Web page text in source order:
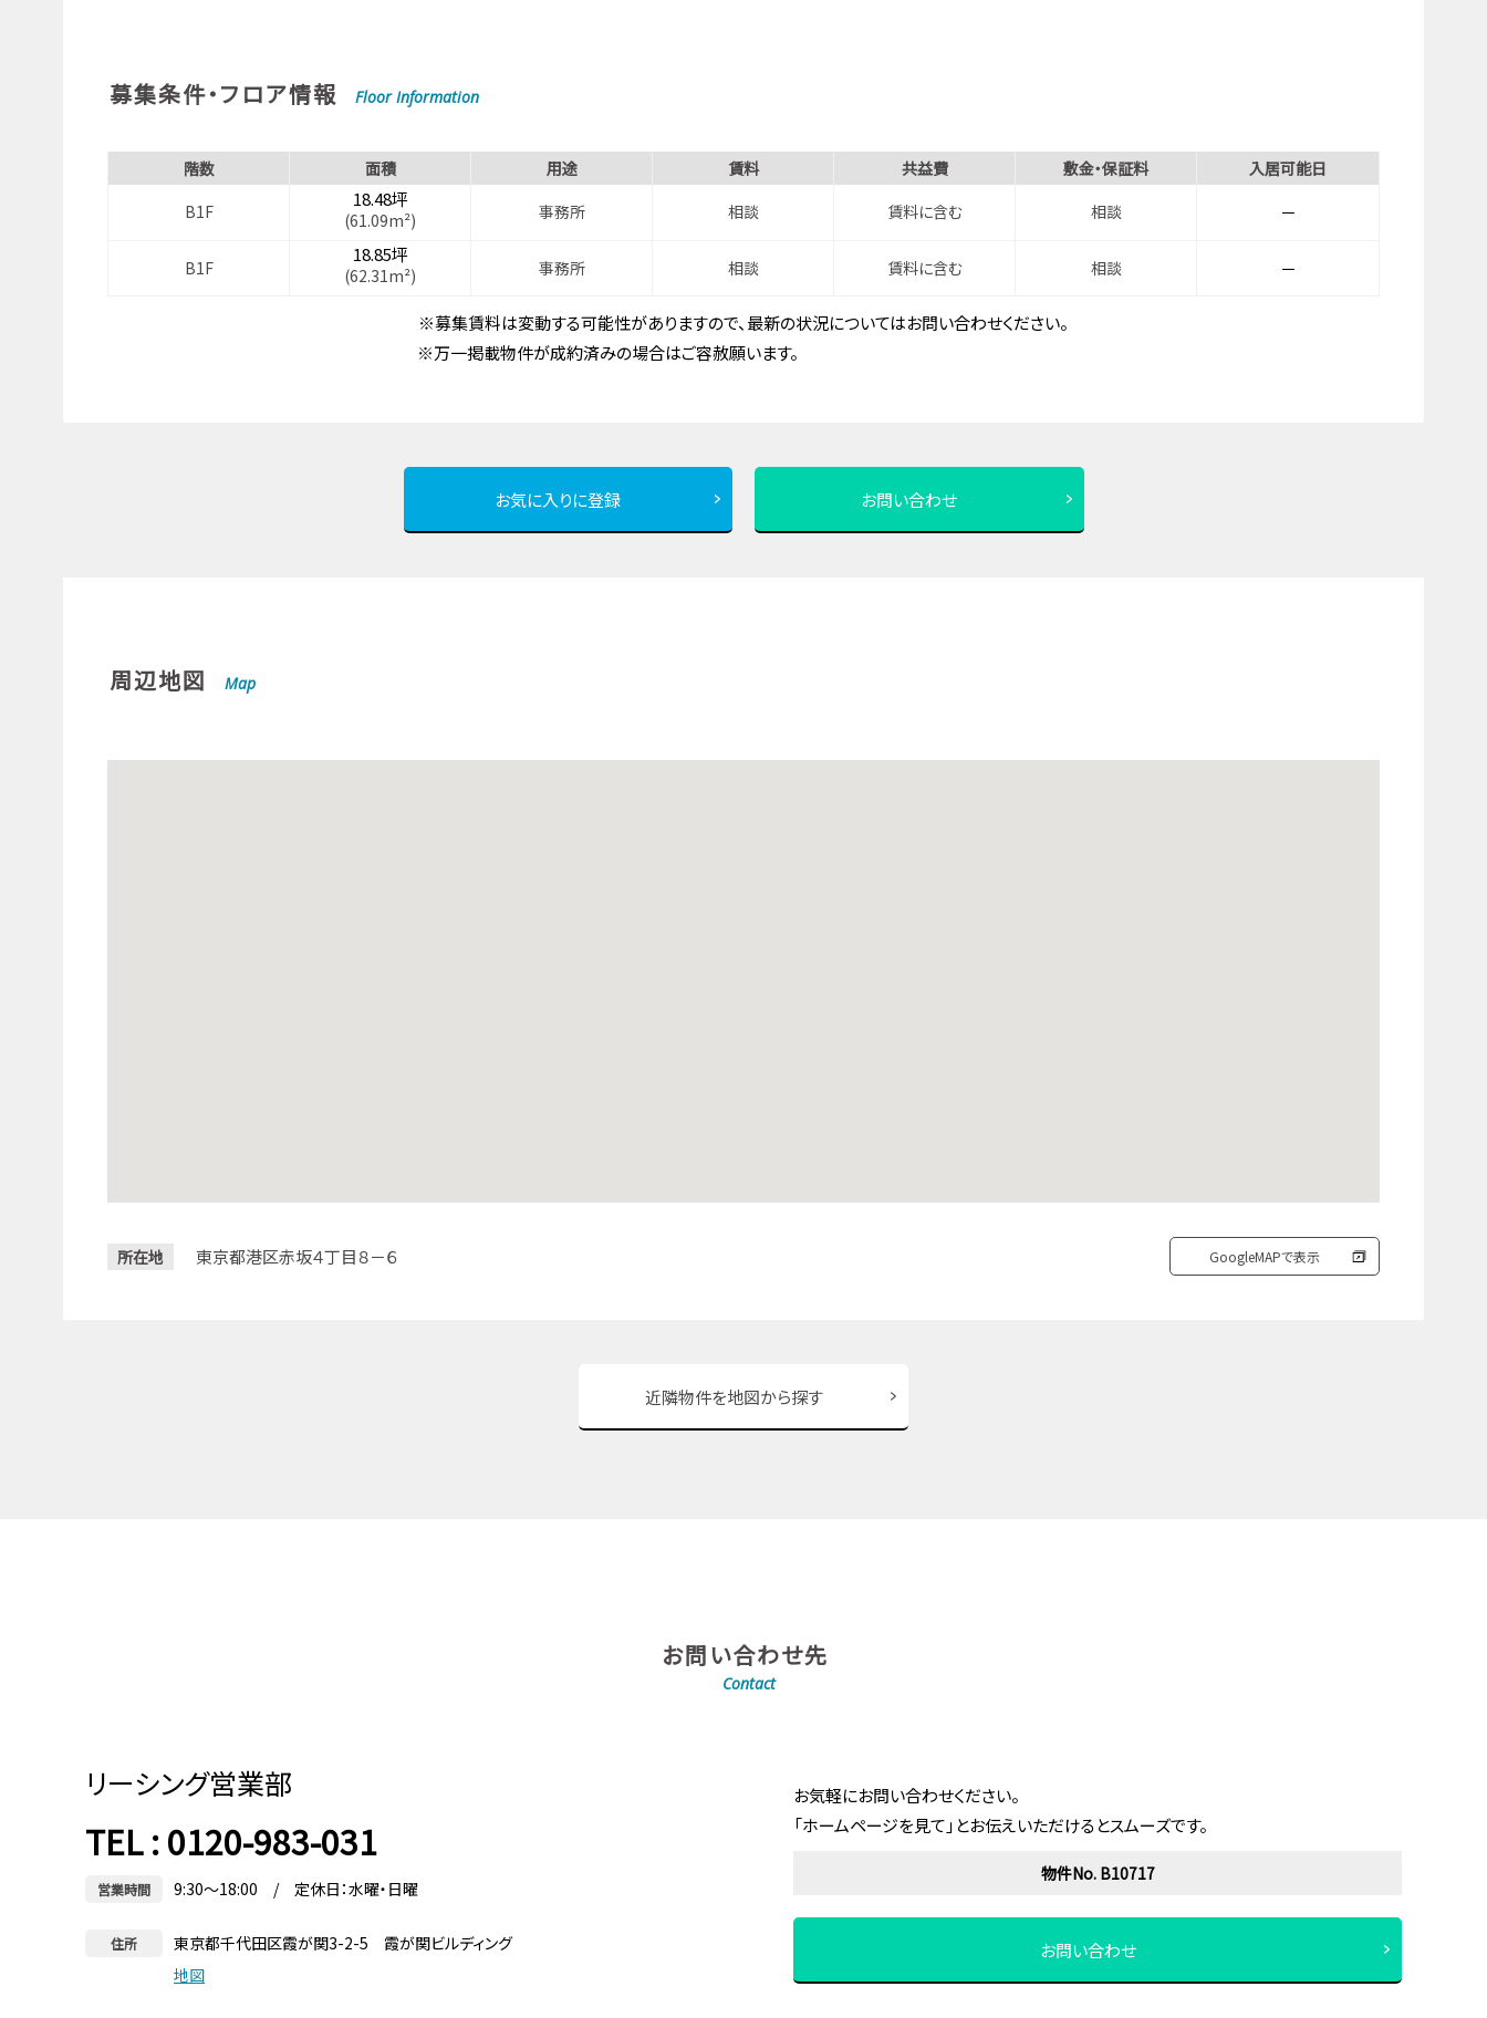
募集条件・フロア情報 Floor Information
階数 面積 用途 賃料 共益費 敷金・保証料
入居可能日
B1F
18.48坪
(61.09m²) 事務所 相談 賃料に含む 相談 －
B1F
18.85坪
(62.31m²) 事務所 相談 賃料に含む 相談 －
※募集賃料は変動する可能性がありますので、最新の状況についてはお問い合わせください。
※万一掲載物件が成約済みの場合はご容赦願います。
お気に入りに登録 お問い合わせ
周辺地図 Map
所在地 東京都港区赤坂４丁目８－６ GoogleMAPで表示
近隣物件を地図から探す
お問い合わせ先
Contact
お気軽にお問い合わせください。
「ホームページを見て」とお伝えいただけるとスムーズです。
物件No. B10717
お問い合わせ
リーシング営業部
TEL : 0120-983-031
営業時間 9:30～18:00 / 定休日：水曜・日曜
住所
東京都千代田区霞が関3-2-5 霞が関ビルディング
地図